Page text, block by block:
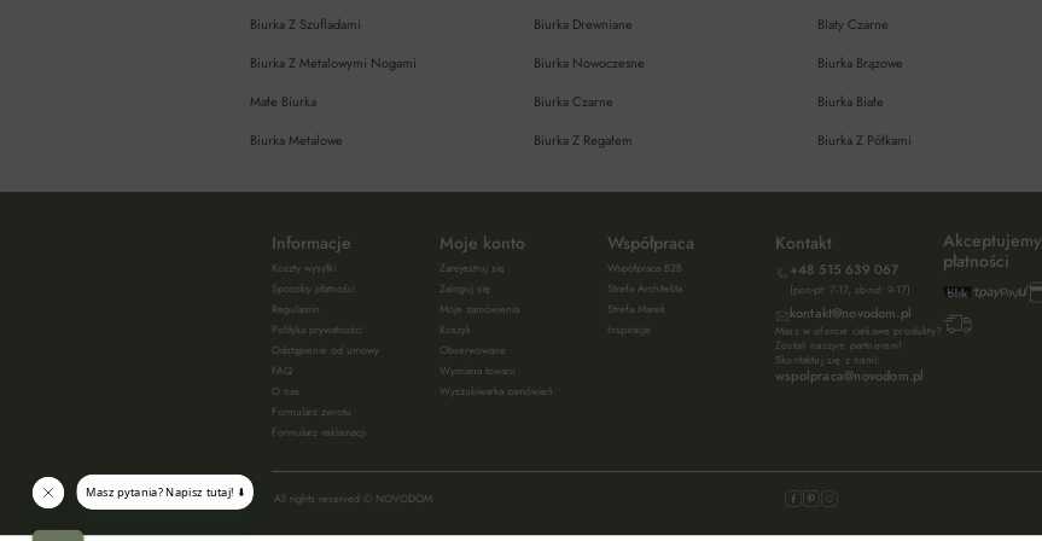
Biurka Z Szufladami
Biurka Drewniane Blaty Czarne
Biurka Z Metalowymi Nogami
Biurka Nowoczesne Biurka Brązowe
Małe Biurka
Biurka Czarne Biurka Białe
Biurka Metalowe
Biurka Z Regałem Biurka Z Półkami
Informacje
Koszty wysyłki
Sposoby płatności
Regulamin
Polityka prywatności
Odstąpienie od umowy
FAQ
O nas
Formularz zwrotu
Formularz reklamacji
Moje konto
Zarejestruj się
Zaloguj się
Moje zamówienia
Koszyk
Obserwowane
Wymiana towaru
Wyszukiwarka zamówień
Współpraca
Współpraca B2B
Strefa Architekta
Strefa Marek
Inspiracje
Kontakt
+48 515 639 067
(pon-pt: 7-17, sb-nd: 9-17)
kontakt@novodom.pl
Masz w ofercie ciekawe produkty?
Zostań naszym partnerem!
Skontaktuj się z nami:
wspolpraca@novodom.pl
Akceptujemy
płatności
All rights reserved © NOVODOM